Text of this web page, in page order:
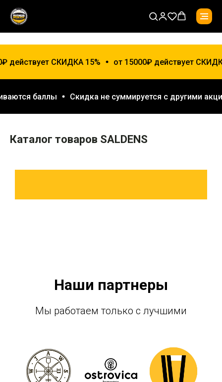
действует СКИДКА 15% от 15000₽ действует
баллы Скидка не суммируется с другими
Каталог товаров SALDENS
Наши партнеры
Мы работаем только с лучшими